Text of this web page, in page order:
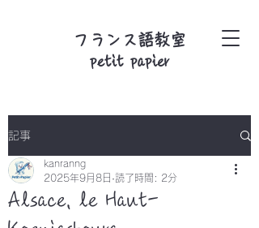
フランス語教室
petit papier
記事
Alsace, le Haut-
kanranng
2025年9月8日 読了時間: 2分